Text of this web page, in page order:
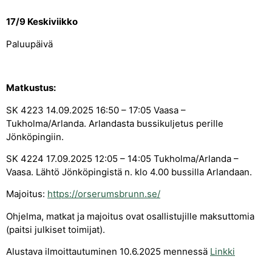
17/9 Keskiviikko
Paluupäivä
Matkustus:
SK 4223 14.09.2025 16:50 – 17:05 Vaasa –
Tukholma/Arlanda. Arlandasta bussikuljetus perille
Jönköpingiin.
SK 4224 17.09.2025 12:05 – 14:05 Tukholma/Arlanda –
Vaasa. Lähtö Jönköpingistä n. klo 4.00 bussilla Arlandaan.
Majoitus: https://orserumsbrunn.se/
Ohjelma, matkat ja majoitus ovat osallistujille maksuttomia
(paitsi julkiset toimijat).
Alustava ilmoittautuminen 10.6.2025 mennessä Linkki